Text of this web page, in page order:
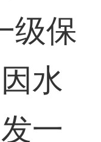
级保
水
一